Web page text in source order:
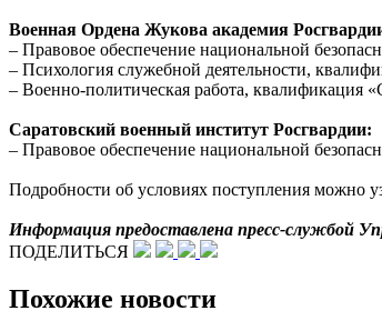
Военная Ордена Жукова академия
– Правовое обеспечение национальной
– Психология служебной деятельности,
– Военно-политическая работа, квалификация
Саратовский военный институт Росгвардии:
– Правовое обеспечение национальной
Подробности об условиях поступления можно
Информация предоставлена пресс-службой
ПОДЕЛИТЬСЯ
Похожие новости